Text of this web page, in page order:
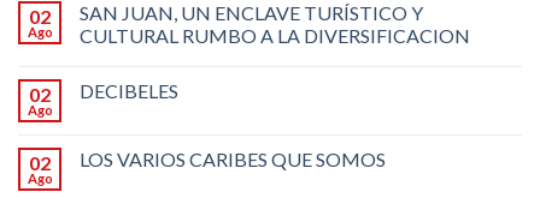
02
Ago
SAN JUAN, UN ENCLAVE TURÍSTICO Y
CULTURAL RUMBO A LA DIVERSIFICACION
02
Ago
DECIBELES
02
Ago
LOS VARIOS CARIBES QUE SOMOS